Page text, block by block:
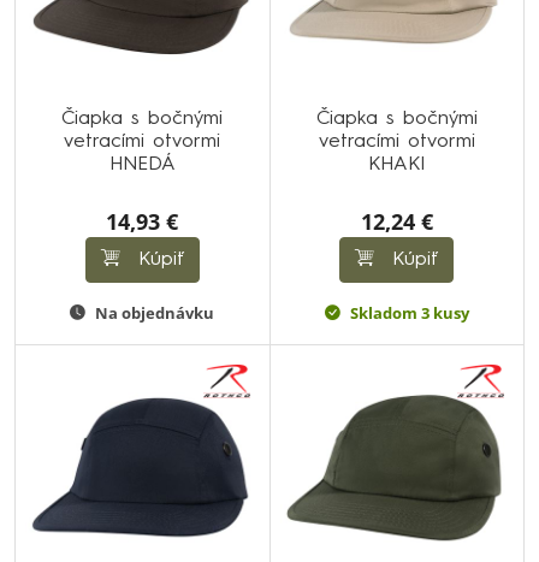
Čiapka s bočnými
vetracími otvormi
HNEDÁ
14,93 €
Kúpiť
Na objednávku
Čiapka s bočnými
vetracími otvormi
KHAKI
12,24 €
Kúpiť
Skladom 3 kusy